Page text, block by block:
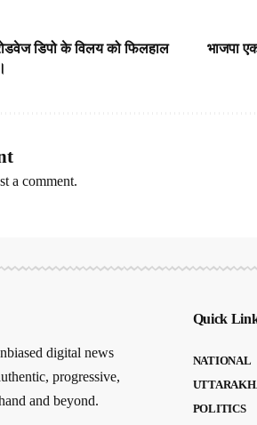
डिपो के विलय को फिलहाल
भाजपा
a comment.
digital news
progressive,
and beyond.
Quick
NATIONAL
POLITICS